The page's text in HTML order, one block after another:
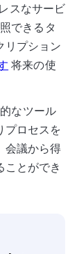
スなサービ
できるタ
リプション
将来の使
なツール
プロセスを
会議から得
ことができ